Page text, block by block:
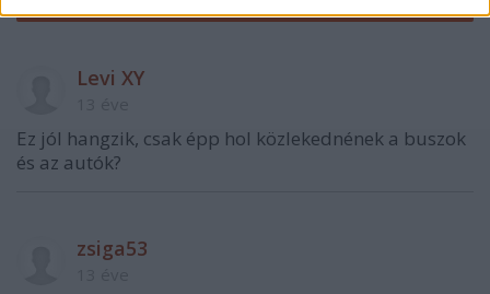
Levi XY
Ez jól hangzik, csak épp hol közlekednének a buszok
és az autók?
zsiga53